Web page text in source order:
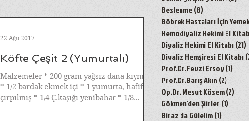
Köfte Çeşit 2 (Yumurtalı)
Malzemeler * 200 gram yağsız dana kıyması
* 1/2 bardak ekmek içi * 1 yumurta, hafifçe
çırpılmış * 1/4 Ç.kaşığı yenibahar * 1/8...
22 Ağu 2017
Beslenme(8)
Böbrek Hastaları İçin
Hemodiyaliz Hekimi El
Diyaliz Hekimi El Kitabı(21)
Diyaliz Hemşiresi El Kitabı
Prof.Dr.Fevzi Ersoy(1)
Prof.Dr.Barış Akın(2)
Op.Dr. Mesut Kösem(2)
Gökmen'den Şiirler (1)
Biraz da Gülelim(1)